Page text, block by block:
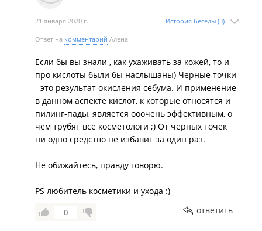
здесь эта продукция не справилась. И не надо
мне писать банальности про ежедневный уход и
вопрос - избавиться от черных точек. Мной были
куплены 2 продукта. Результат, повторяю ноль.
21 января 2020 г. История беседы (3)
Ответ на комментарий Алена
Если бы вы знали , как ухаживать за кожей, то и
про кислоты были бы наслышаны) Черные точки
- это результат окисления себума. И применение
в данном аспекте кислот, к которые относятся и
пилинг-пады, является ооочень эффективным, о
чем трубят все косметологи ;) От черных точек
ни одно средство не избавит за один раз.
Не обижайтесь, правду говорю.
PS любитель косметики и ухода :)
0 ответить